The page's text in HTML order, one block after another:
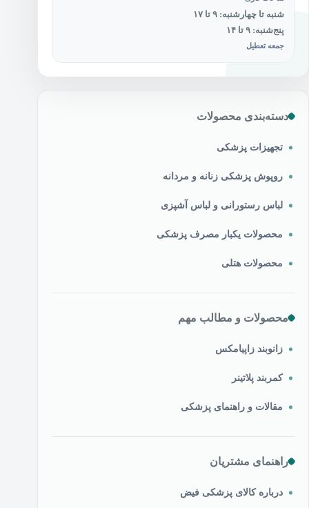
شنبه تا چهارشنبه: ۹ تا ۱۷
پنج‌شنبه: ۹ تا ۱۴
جمعه تعطیل
دسته‌بندی محصولات
تجهیزات پزشکی
روپوش پزشکی زنانه و مردانه
لباس رستورانی و لباس آشپزی
محصولات یکبار مصرف پزشکی
محصولات هتلی
محصولات و مطالب مهم
زانوبند زاپیامکس
کمربند پلاتینر
مقالات و راهنمای پزشکی
راهنمای مشتریان
درباره کالای پزشکی فیض